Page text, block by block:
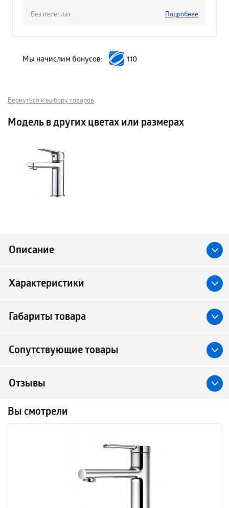
Без переплат
Подробнее
Мы начислим бонусов: 110
Вернуться к выбору товаров
Модель в других цветах или размерах
Описание
Характеристики
Габариты товара
Сопутствующие товары
Отзывы
Вы смотрели